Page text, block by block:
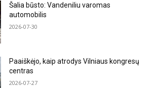
Šalia būsto: Vandeniliu varomas
automobilis
2026-07-30
Paaiškėjo, kaip atrodys Vilniaus kongresų
centras
2026-07-27